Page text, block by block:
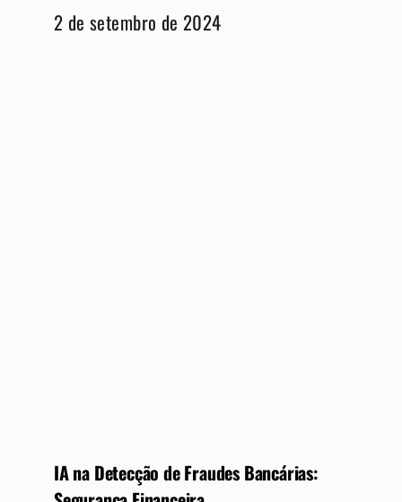
2 de setembro de 2024
IA na Detecção de Fraudes Bancárias: